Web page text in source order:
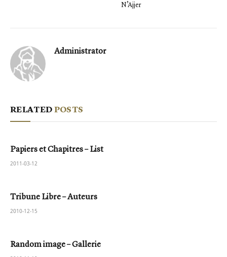
N’Ajjer
Administrator
RELATEDPOSTS
Papiers et Chapitres – List
2011-03-12
Tribune Libre – Auteurs
2010-12-15
Random image – Gallerie